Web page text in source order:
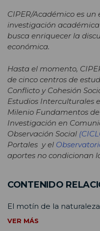
CIPER/Académico es
investigación
busca enriquecer la
económica.
Hasta el momento,
de cinco centros de
Conflicto y Cohesión
Estudios Interculturales
Milenio Fundamentos
Investigación en
Observación Social
Portales y el
aportes no condicionan
CONTENIDO
El motín de la naturaleza
VER MÁS